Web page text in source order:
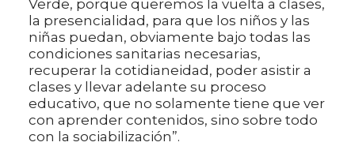
Verde, porque queremos la vuelta a clases,
la presencialidad, para que los niños y las
niñas puedan, obviamente bajo todas las
condiciones sanitarias necesarias,
recuperar la cotidianeidad, poder asistir a
clases y llevar adelante su proceso
educativo, que no solamente tiene que ver
con aprender contenidos, sino sobre todo
con la sociabilización”.